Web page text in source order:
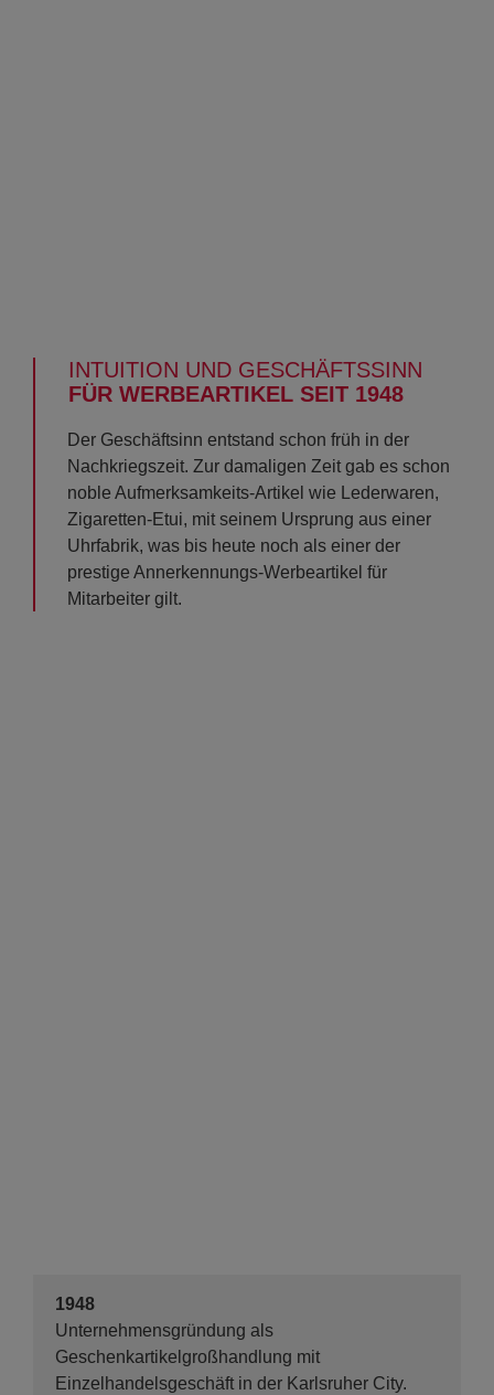
INTUITION UND GESCHÄFTSSINN
FÜR WERBEARTIKEL SEIT 1948
Der Geschäftsinn entstand schon früh in der
Nachkriegszeit. Zur damaligen Zeit gab es schon
noble Aufmerksamkeits-Artikel wie Lederwaren,
Zigaretten-Etui, mit seinem Ursprung aus einer
Uhrfabrik, was bis heute noch als einer der
prestige Annerkennungs-Werbeartikel für
Mitarbeiter gilt.
1948
Unternehmensgründung als
Geschenkartikelgroßhandlung mit
Einzelhandelsgeschäft in der Karlsruher City.